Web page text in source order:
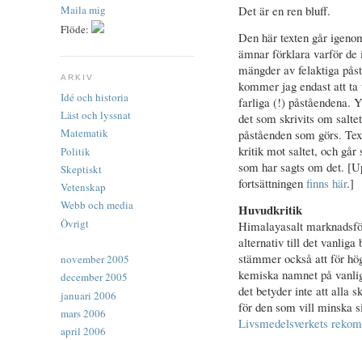
Maila mig
Flöde:
ARKIV
Idé och historia
Läst och lyssnat
Matematik
Politik
Skeptiskt
Vetenskap
Webb och media
Övrigt
november 2005
december 2005
januari 2006
mars 2006
april 2006
Det är en ren bluff.
Den här texten går
ämnar förklara varför de
mängder av felaktiga
kommer jag endast att ta
farliga (!) påståendena.
det som skrivits om
påståenden som görs.
kritik mot saltet, och går
som har sagts om det.
fortsättningen finns här.]
Huvudkritik
Himalayasalt
alternativ till det vanliga
stämmer också att för
kemiska namnet på
det betyder inte att alla
för den som vill minska
Livsmedelsverkets